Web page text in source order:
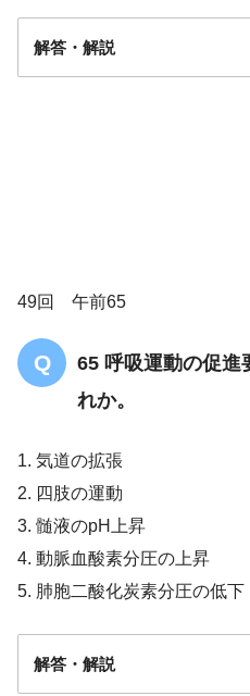
解答・解説
49回 午前65
65 呼吸運動の促進
れか。
1. 気道の拡張
2. 四肢の運動
3. 髄液のpH上昇
4. 動脈血酸素分圧の上昇
5. 肺胞二酸化炭素分圧の低下
解答・解説